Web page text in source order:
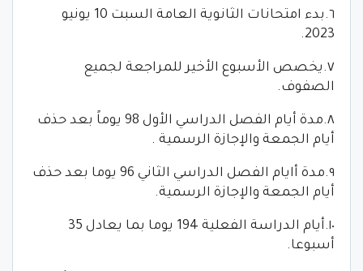
٦.بدء امتحانات الثانوية العامة السبت 10 يونيو
2023.
٧.يخصص الأسبوع الأخير للمراجعة لجميع
الصفوف.
٨.مدة أيام الفصل الدراسي الأول 98 يوماً بعد حذف
أيام الجمعة والإجازة الرسمية .
٩.مدة أايام الفصل الدراسي الثاني 96 يوما بعد حذف
أيام الجمعة والإجازة الرسمية.
١٠.أيام الدراسة الفعلية 194 يوما بما يعادل 35
أسبوعا.